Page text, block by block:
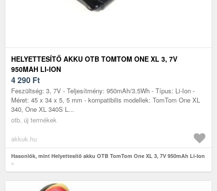
HELYETTESÍTŐ AKKU OTB TOMTOM ONE XL 3, 7V
950MAH LI-ION
4 290 Ft
Feszültség: 3, 7V - Teljesítmény: 950mAh/3.5Wh - Típus: Li-Ion -
Méret: 45 x 34 x 5, 5 mm - kompatibilis modellek: TomTom One XL
340, One XL 340S L...
otb, új termékek
akkuk.hu
Hasonlók, mint Helyettesítő akku OTB TomTom One XL 3, 7V 950mAh Li-Ion